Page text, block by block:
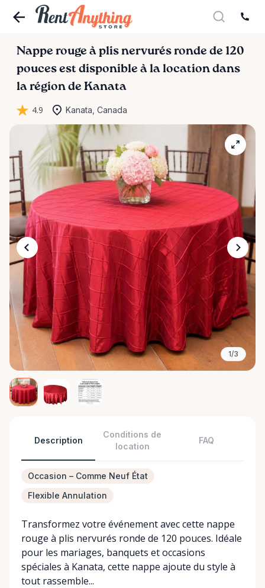
Nappe rouge à plis nervurés ronde de 120
pouces est disponible à la location dans
la région de Kanata
4.9 Kanata, Canada
1/3
Description
Conditions de
location
FAQ
Occasion – Comme Neuf État
Flexible Annulation
Transformez votre événement avec cette nappe
rouge à plis nervurés ronde de 120 pouces. Idéale
pour les mariages, banquets et occasions
spéciales à Kanata, cette nappe ajoute du style à
tout rassemble...